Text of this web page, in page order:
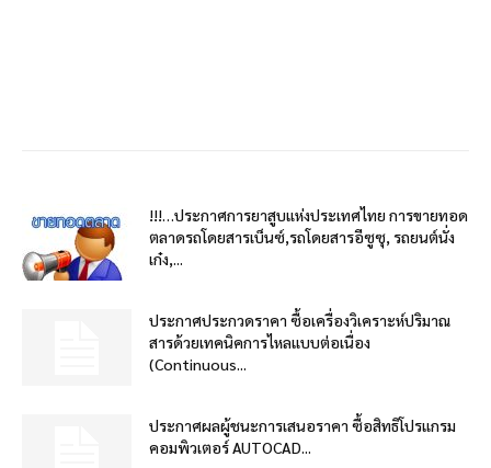
!!!…ประกาศการยาสูบแห่งประเทศไทย การขายทอด
ตลาดรถโดยสารเบ็นซ์,รถโดยสารอีซูซุ, รถยนต์นั่ง
เก๋ง,...
ประกาศประกวดราคา ซื้อเครื่องวิเคราะห์ปริมาณ
สารด้วยเทคนิคการไหลแบบต่อเนื่อง
(Continuous...
ประกาศผลผู้ชนะการเสนอราคา ซื้อสิทธิโปรแกรม
คอมพิวเตอร์ AUTOCAD...